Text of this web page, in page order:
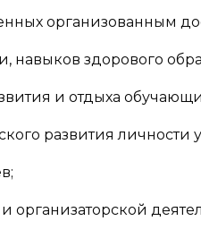
организованным
навыков здорового
и отдыха
развития личности